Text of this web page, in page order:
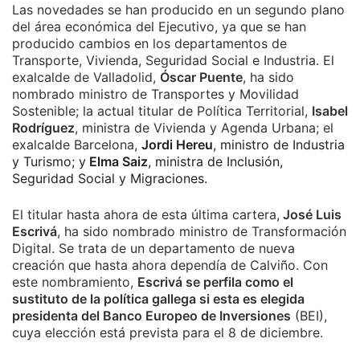
Las novedades se han producido en un segundo plano
del área económica del Ejecutivo, ya que se han
producido cambios en los departamentos de
Transporte, Vivienda, Seguridad Social e Industria. El
exalcalde de Valladolid, Óscar Puente, ha sido
nombrado ministro de Transportes y Movilidad
Sostenible; la actual titular de Política Territorial, Isabel
Rodríguez, ministra de Vivienda y Agenda Urbana; el
exalcalde Barcelona, Jordi Hereu, ministro de Industria
y Turismo; y Elma Saiz, ministra de Inclusión,
Seguridad Social y Migraciones.
El titular hasta ahora de esta última cartera, José Luis
Escrivá, ha sido nombrado ministro de Transformación
Digital. Se trata de un departamento de nueva
creación que hasta ahora dependía de Calviño. Con
este nombramiento, Escrivá se perfila como el
sustituto de la política gallega si esta es elegida
presidenta del Banco Europeo de Inversiones (BEI),
cuya elección está prevista para el 8 de diciembre.